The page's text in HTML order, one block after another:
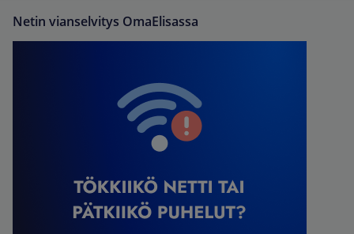
Netin vianselvitys OmaElisassa